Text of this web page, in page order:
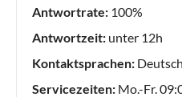
Antwortrate: 100%
Antwortzeit: unter 12h
Kontaktsprachen:
Servicezeiten: Mo.-Fr.